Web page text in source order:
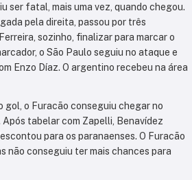
ser fatal, mais uma vez, quando chegou.
pela direita, passou por três
sozinho, finalizar para marcar o
o São Paulo seguiu no ataque e
Enzo Díaz. O argentino recebeu na área
gol, o Furacão conseguiu chegar no
tabelar com Zapelli, Benavídez
para os paranaenses. O Furacão
não conseguiu ter mais chances para